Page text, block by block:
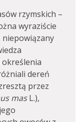
rzymskich –
wyraziście
niepowiązany
dereń
przez
masL.),